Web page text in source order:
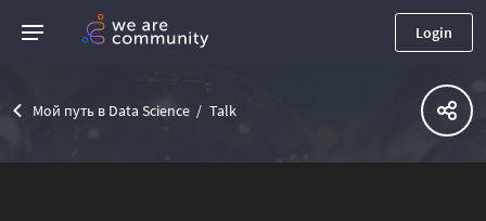
Login
Мой путь в Data Science Talk